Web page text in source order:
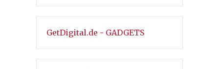
GetDigital.de - GADGETS